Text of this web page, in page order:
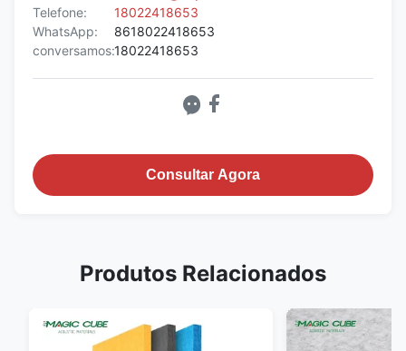
Telefone:
18022418653
WhatsApp:
8618022418653
conversamos:18022418653
Consultar Agora
Produtos Relacionados